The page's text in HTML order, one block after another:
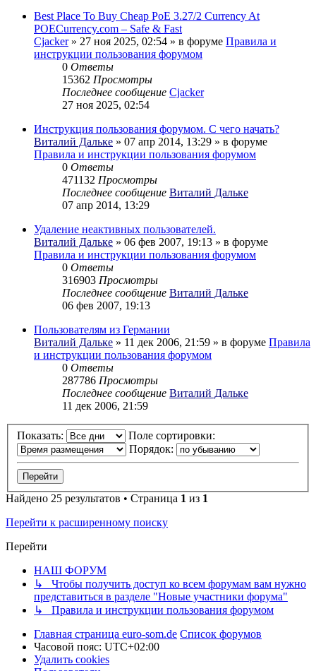
Best Place To Buy Cheap PoE 3.27/2 Currency At
POECurrency.com – Safe & Fast
Cjacker» 27 ноя 2025, 02:54 » в форуме Правила и
инструкции пользования форумом
0 Ответы
15362 Просмотры
Последнее сообщение Cjacker
27 ноя 2025, 02:54
Инструкция пользования форумом. С чего начать?
Виталий Дальке » 07 апр 2014, 13:29 » в форуме
Правила и инструкции пользования форумом
0 Ответы
471132 Просмотры
Последнее сообщение Виталий Дальке
07 апр 2014, 13:29
Удаление неактивных пользователей.
Виталий Дальке » 06 фев 2007, 19:13 » в форуме
Правила и инструкции пользования форумом
0 Ответы
316903 Просмотры
Последнее сообщение Виталий Дальке
06 фев 2007, 19:13
Пользователям из Германии
Виталий Дальке » 11 дек 2006, 21:59 » в форуме Правила
и инструкции пользования форумом
0 Ответы
287786 Просмотры
Последнее сообщение Виталий Дальке
11 дек 2006, 21:59
Показать:
Поле сортировки:
Порядок:
Найдено 25 результатов • Страница 1 из 1
Перейти к расширенному поиску
Перейти
НАШ ФОРУМ
↳ Чтобы получить доступ ко всем форумам вам нужно
представиться в разделе "Новые участники форума"
↳ Правила и инструкции пользования форумом
Главная страница euro-som.de Список форумов
Часовой пояс: UTC+02:00
Удалить cookies